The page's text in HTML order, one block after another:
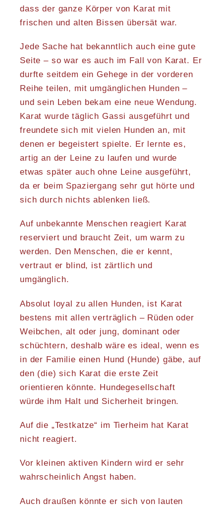
dass der ganze Körper von Karat mit
frischen und alten Bissen übersät war.
Jede Sache hat bekanntlich auch eine gute
Seite – so war es auch im Fall von Karat. Er
durfte seitdem ein Gehege in der vorderen
Reihe teilen, mit umgänglichen Hunden –
und sein Leben bekam eine neue Wendung.
Karat wurde täglich Gassi ausgeführt und
freundete sich mit vielen Hunden an, mit
denen er begeistert spielte. Er lernte es,
artig an der Leine zu laufen und wurde
etwas später auch ohne Leine ausgeführt,
da er beim Spaziergang sehr gut hörte und
sich durch nichts ablenken ließ.
Auf unbekannte Menschen reagiert Karat
reserviert und braucht Zeit, um warm zu
werden. Den Menschen, die er kennt,
vertraut er blind, ist zärtlich und
umgänglich.
Absolut loyal zu allen Hunden, ist Karat
bestens mit allen verträglich – Rüden oder
Weibchen, alt oder jung, dominant oder
schüchtern, deshalb wäre es ideal, wenn es
in der Familie einen Hund (Hunde) gäbe, auf
den (die) sich Karat die erste Zeit
orientieren könnte. Hundegesellschaft
würde ihm Halt und Sicherheit bringen.
Auf die „Testkatze“ im Tierheim hat Karat
nicht reagiert.
Vor kleinen aktiven Kindern wird er sehr
wahrscheinlich Angst haben.
Auch draußen könnte er sich von lauten